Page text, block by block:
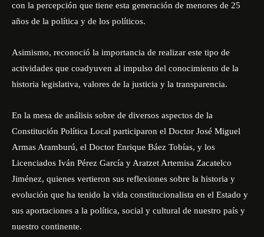
con la percepción que tiene esta generación de menores de 25
años de la política y de los políticos.
Asimismo, reconoció la importancia de realizar este tipo de
actividades que coadyuven al impulso del conocimiento de la
historia legislativa, valores de la justicia y la transparencia.
En la mesa de análisis sobre de diversos aspectos de la
Constitución Política Local participaron el Doctor José Miguel
Armas Aramburú, el Doctor Enrique Báez Tobías, y los
Licenciados Iván Pérez García y Aratzet Artemisa Zacatelco
Jiménez, quienes vertieron sus reflexiones sobre la historia y
evolución que ha tenido la vida constitucionalista en el Estado y
sus aportaciones a la política, social y cultural de nuestro país y
nuestro continente.